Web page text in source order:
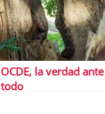
OCDE, la verdad ante
todo